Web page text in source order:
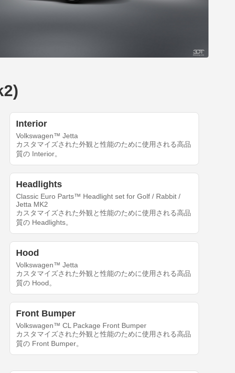
Interior
Volkswagen™ Jetta
カスタマイズされた外観と性能のために使用される高品
質の Interior。
Headlights
Classic Euro Parts™ Headlight set for Golf / Rabbit /
Jetta MK2
カスタマイズされた外観と性能のために使用される高品
質の Headlights。
Hood
Volkswagen™ Jetta
カスタマイズされた外観と性能のために使用される高品
質の Hood。
Front Bumper
Volkswagen™ CL Package Front Bumper
カスタマイズされた外観と性能のために使用される高品
質の Front Bumper。